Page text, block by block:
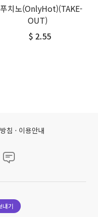
치노(OnlyHot)(TAKE-
OUT)
$ 2.55
침 · 이용안내
내기